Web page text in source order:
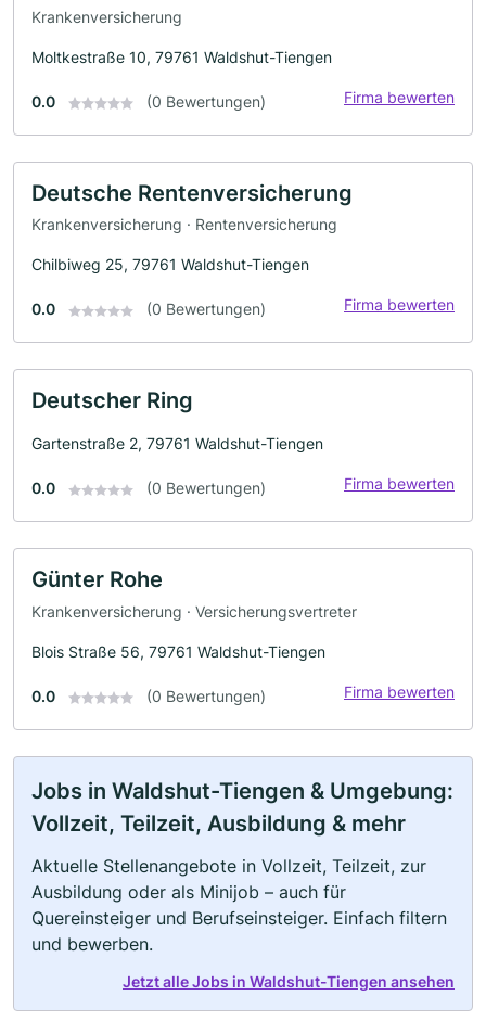
Krankenversicherung
Moltkestraße 10, 79761 Waldshut-Tiengen
0.0 (0 Bewertungen) Firma bewerten
Deutsche Rentenversicherung
Krankenversicherung · Rentenversicherung
Chilbiweg 25, 79761 Waldshut-Tiengen
0.0 (0 Bewertungen) Firma bewerten
Deutscher Ring
Gartenstraße 2, 79761 Waldshut-Tiengen
0.0 (0 Bewertungen) Firma bewerten
Günter Rohe
Krankenversicherung · Versicherungsvertreter
Blois Straße 56, 79761 Waldshut-Tiengen
0.0 (0 Bewertungen) Firma bewerten
Jobs in Waldshut-Tiengen & Umgebung:
Vollzeit, Teilzeit, Ausbildung & mehr
Aktuelle Stellenangebote in Vollzeit, Teilzeit, zur
Ausbildung oder als Minijob – auch für
Quereinsteiger und Berufseinsteiger. Einfach filtern
und bewerben.
Jetzt alle Jobs in Waldshut-Tiengen ansehen